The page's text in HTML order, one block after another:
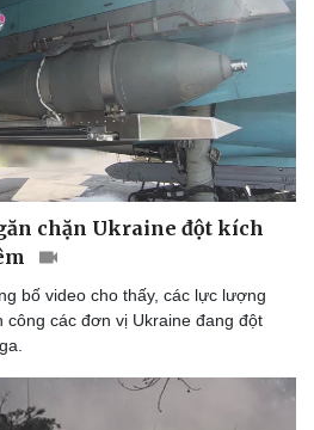
chặn Ukraine đột kích
bố video cho thấy, các lực lượng
các đơn vị Ukraine đang đột